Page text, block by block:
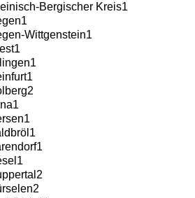
Bergischer Kreis1
1
Wittgenstein1
1
1
1
2
1
1
1
1
1
2
2